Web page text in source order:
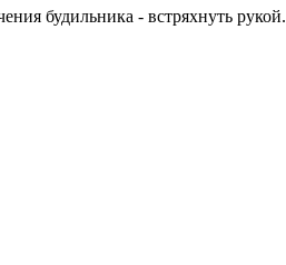
будильника - встряхнуть рукой.